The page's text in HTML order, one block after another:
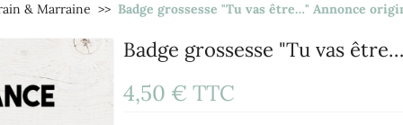
& Marraine Badge grossesse "Tu vas être…" Annonce
Badge grossesse "Tu vas
4,50 €TTC